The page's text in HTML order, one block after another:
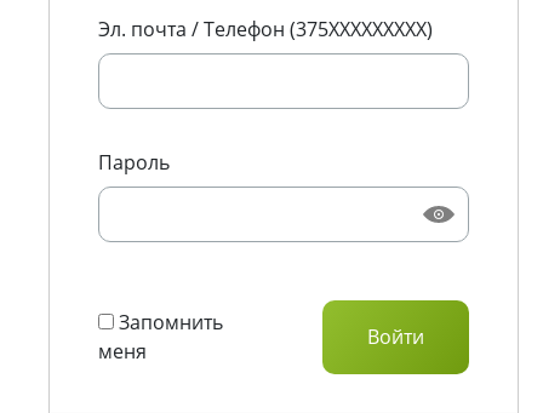
Эл. почта / Телефон (375XXXXXXXXX)
Пароль
Запомнить
меня